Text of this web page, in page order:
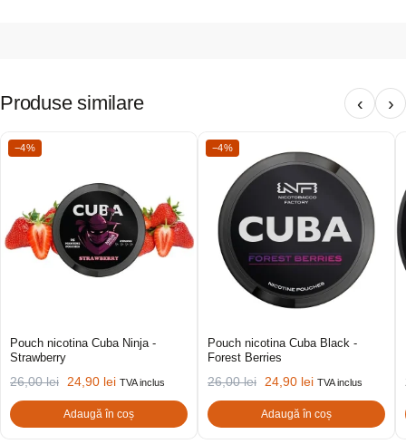
Produse similare ‹ ›
−4%
Pouch nicotina Cuba Ninja -
Strawberry
26,00lei 24,90 lei TVA inclus
Adaugă în coș
−4%
Pouch nicotina Cuba Black -
Forest Berries
26,00lei 24,90 lei TVA inclus
Adaugă în coș